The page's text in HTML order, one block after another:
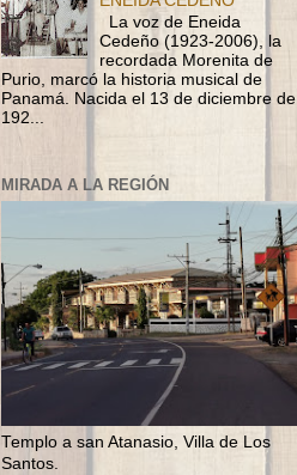
La voz de Eneida
Cedeño (1923-2006), la
recordada Morenita de
Purio, marcó la historia musical de
Panamá. Nacida el 13 de diciembre de
192...
MIRADA A LA REGIÓN
Templo a san Atanasio, Villa de Los
Santos.